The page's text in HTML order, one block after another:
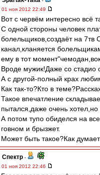
01 ноя 2012 22:49
Вот с червём интересно всё
С одной стороны человек
болельщиков,создаёт на 7тв
канал,кланяется
ему в тот
Вроде мужик!Даже со стадио
А с другой-полный крах
Как так-то?Кто в
Такое впечатление
пытался,даже очень хотел,но
А потом тупо обиделся на
говном и брызжет.
Может быть такое?Как
Спектр -
01 ноя 2012 22:46